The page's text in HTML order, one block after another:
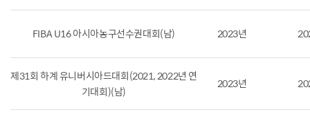
FIBA U16 아시아농구선수권대회(남) 2023년
제31회 하계 유니버시아드대회(2021, 2022년 연
기대회)(남)
2023년